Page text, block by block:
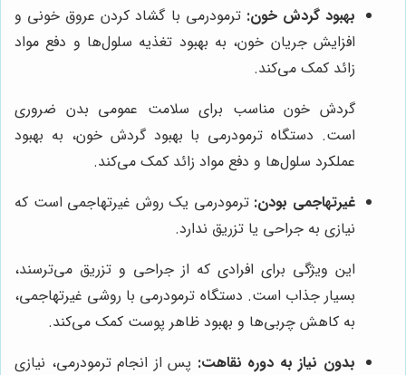
بهبود گردش خون: ترمودرمی با گشاد کردن عروق خونی و
افزایش جریان خون، به بهبود تغذیه سلول‌ها و دفع مواد
زائد کمک می‌کند.
گردش خون مناسب برای سلامت عمومی بدن ضروری
است. دستگاه ترمودرمی با بهبود گردش خون، به بهبود
عملکرد سلول‌ها و دفع مواد زائد کمک می‌کند.
غیرتهاجمی بودن: ترمودرمی یک روش غیرتهاجمی است که
نیازی به جراحی یا تزریق ندارد.
این ویژگی برای افرادی که از جراحی و تزریق می‌ترسند،
بسیار جذاب است. دستگاه ترمودرمی با روشی غیرتهاجمی،
به کاهش چربی‌ها و بهبود ظاهر پوست کمک می‌کند.
بدون نیاز به دوره نقاهت: پس از انجام ترمودرمی، نیازی